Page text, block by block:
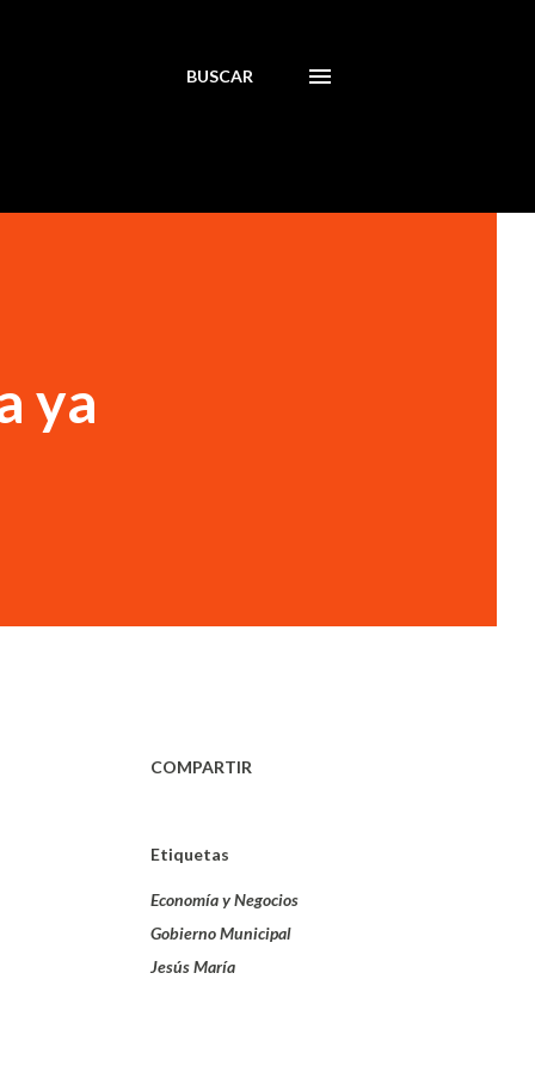
BUSCAR
ya
COMPARTIR
Etiquetas
Economía y Negocios
Gobierno Municipal
Jesús María